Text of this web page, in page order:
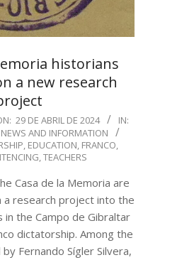
historians
a new research
29 DE ABRIL DE 2024
IN:
NEWS AND INFORMATION
, EDUCATION, FRANCO,
,TEACHERS
Casa de la Memoria are
a research project into the
the Campo de Gibraltar
dictatorship. Among the
Fernando Sígler Silvera,